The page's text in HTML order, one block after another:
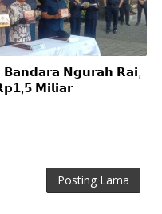
𝗡𝗴𝘂𝗿𝗮𝗵 𝗥𝗮𝗶,
𝗠𝗶𝗹𝗶𝗮𝗿
Posting Lama